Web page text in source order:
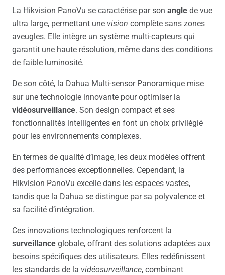
La Hikvision PanoVu se caractérise par son angle de vue
ultra large, permettant une vision complète sans zones
aveugles. Elle intègre un système multi-capteurs qui
garantit une haute résolution, même dans des conditions
de faible luminosité.
De son côté, la Dahua Multi-sensor Panoramique mise
sur une technologie innovante pour optimiser la
vidéosurveillance. Son design compact et ses
fonctionnalités intelligentes en font un choix privilégié
pour les environnements complexes.
En termes de qualité d’image, les deux modèles offrent
des performances exceptionnelles. Cependant, la
Hikvision PanoVu excelle dans les espaces vastes,
tandis que la Dahua se distingue par sa polyvalence et
sa facilité d’intégration.
Ces innovations technologiques renforcent la
surveillance globale, offrant des solutions adaptées aux
besoins spécifiques des utilisateurs. Elles redéfinissent
les standards de la vidéosurveillance, combinant